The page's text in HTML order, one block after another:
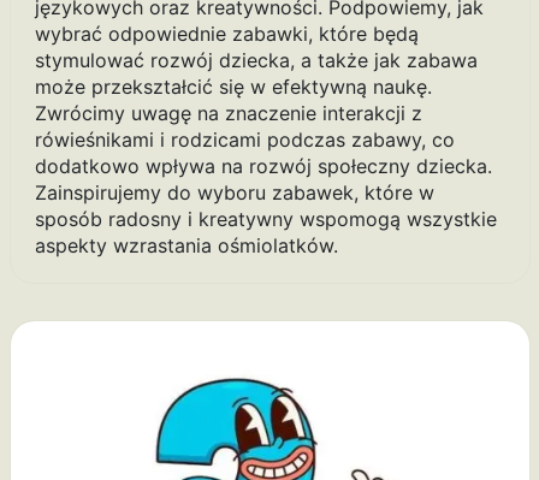
językowych oraz kreatywności. Podpowiemy, jak
wybrać odpowiednie zabawki, które będą
stymulować rozwój dziecka, a także jak zabawa
może przekształcić się w efektywną naukę.
Zwrócimy uwagę na znaczenie interakcji z
rówieśnikami i rodzicami podczas zabawy, co
dodatkowo wpływa na rozwój społeczny dziecka.
Zainspirujemy do wyboru zabawek, które w
sposób radosny i kreatywny wspomogą wszystkie
aspekty wzrastania ośmiolatków.